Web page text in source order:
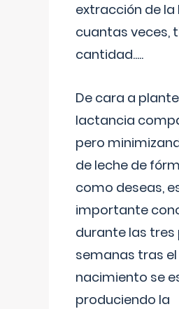
extracción de la
cuantas veces,
cantidad.....
De cara a
lactancia
pero
de leche de
como deseas,
importante
durante las tres
semanas tras el
nacimiento se
produciendo la